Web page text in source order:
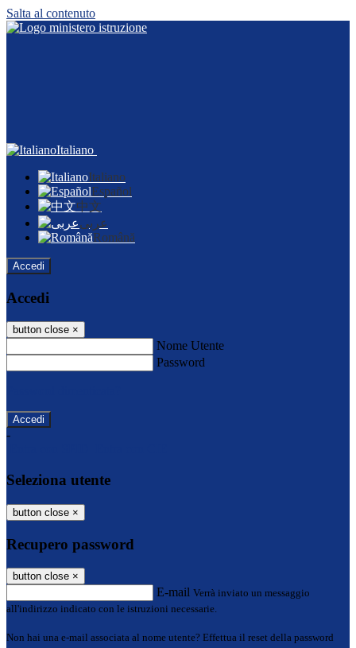
Salta al contenuto
Italiano
Italiano
Español
中文
عربى
Română
Accedi
Accedi
button close ×
Nome Utente
Password
-
Seleziona utente
button close ×
Recupero password
button close ×
E-mail Verrà inviato un messaggio
all'indirizzo indicato con le istruzioni necessarie.
Non hai una e-mail associata al nome utente? Effettua il reset della password